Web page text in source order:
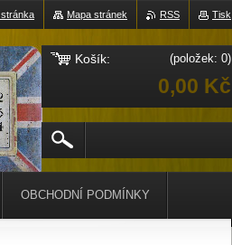
OBCHODNÍ PODMÍNKY
Tisk
RSS
Mapa stránek
Košík: (položek: 0)
0,00 Kč